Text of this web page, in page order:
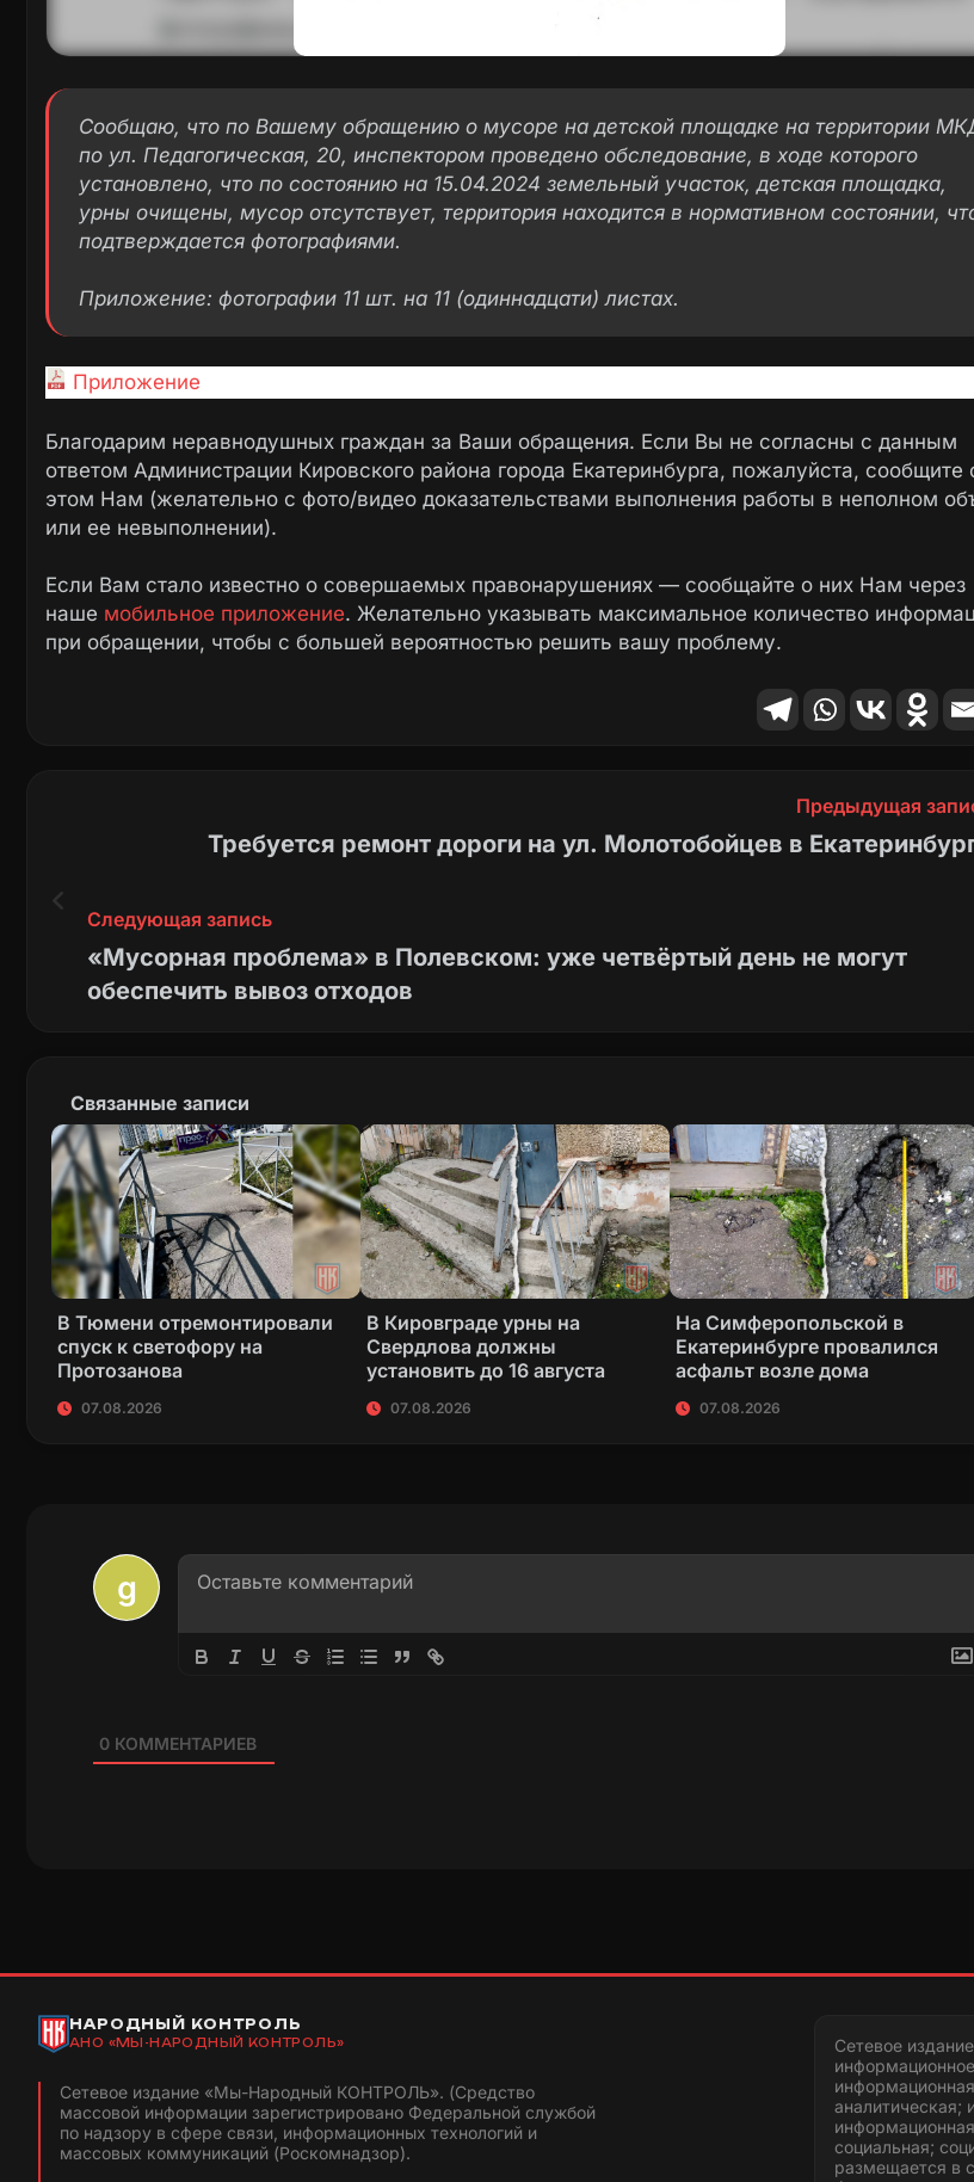
Сообщаю, что по Вашему обращению о мусоре на детской площадке на территории
по ул. Педагогическая, 20, инспектором проведено обследование, в ходе которого
установлено, что по состоянию на 15.04.2024 земельный участок, детская площадка,
урны очищены, мусор отсутствует, территория находится в нормативном состоянии,
подтверждается фотографиями.
Приложение: фотографии 11 шт. на 11 (одиннадцати) листах.
Приложение
Благодарим неравнодушных граждан за Ваши обращения. Если Вы не согласны с данным
ответом Администрации Кировского района города Екатеринбурга, пожалуйста, сообщите
этом Нам (желательно с фото/видео доказательствами выполнения работы в неполном
или ее невыполнении).
Если Вам стало известно о совершаемых правонарушениях — сообщайте о них Нам через
наше мобильное приложение. Желательно указывать максимальное количество
при обращении, чтобы с большей вероятностью решить вашу проблему.
Предыдущая
Требуется ремонт дороги на ул. Молотобойцев в
Следующая запись
«Мусорная проблема» в Полевском: уже четвёртый день не могут
обеспечить вывоз отходов
Связанные записи
В Тюмени отремонтировали
спуск к светофору на
Протозанова
07.08.2026
В Кировграде урны на
Свердлова должны
установить до 16 августа
07.08.2026
На Симферопольской в
Екатеринбурге провалился
асфальт возле дома
07.08.2026
0КОММЕНТАРИЕВ
НАРОДНЫЙ КОНТРОЛЬ
АНО «МЫ-НАРОДНЫЙ КОНТРОЛЬ»
Сетевое издание «Мы-Народный КОНТРОЛЬ». (Средство
массовой информации зарегистрировано Федеральной службой
по надзору в сфере связи, информационных технологий и
массовых коммуникаций (Роскомнадзор).
Сетевое
аналитическая;
социальная;
размещается в